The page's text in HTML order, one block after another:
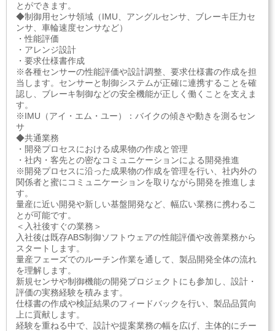
とができます。
◆制御用センサ領域（IMU、アングルセンサ、ブレーキ圧力セ
ンサ、車輪速度センサなど）
・性能評価
・アレンジ設計
・要求仕様書作成
※各種センサーの性能評価や設計調整、要求仕様書の作成を担
当します。センサーと制御システムが正確に連携することを確
認し、ブレーキ制御などの安全機能が正しく働くことを支えま
す。
※IMU（アイ・エム・ユー）：バイクの傾きや動きを測るセン
サ
◆共通業務
・開発プロセスにおける成果物の作成と管理
・社内・客先との密なコミュニケーションによる開発推進
※開発プロセスに沿った成果物の作成を管理を行い、社内外の
関係者と蜜にコミュニケーションを取りながら開発を推進しま
す。
量産に近い開発や新しい基盤開発など、幅広い業務に携わるこ
とが可能です。
＜入社後すぐの業務＞
入社後は既存ABS制御ソフトウェアの性能評価や改善業務から
スタートします。
量産フェーズでのルーチン作業を通して、製品開発全体の流れ
を理解します。
新規センサや制御機能の開発プロジェクトにも参加し、設計・
評価の実務経験を積みます。
仕様書の作成や検証結果のフィードバックを行い、製品品質向
上に貢献します。
経験を重ねる中で、設計や提案業務の幅を広げ、主体的にチー